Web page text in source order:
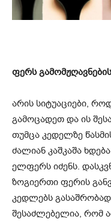
ფერს
არის სიტუაციები,
გამოცადეთ და ის
თუმცა კედელზე
ძალიან კაშკაშა
ელფერს იძენს.
ზოგიერთი ფერის
კედლებს
შესაძლებელია, რომ